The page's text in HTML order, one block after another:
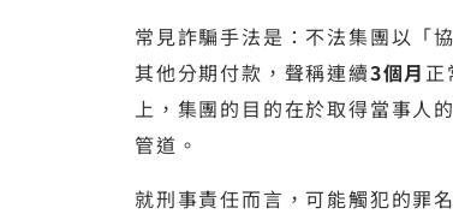
常見詐騙手法是：不法集團以「
其他分期付款，聲稱連續3個月 正
上，集團的目的在於取得當事人
管道。
就刑事責任而言，可能觸犯的罪